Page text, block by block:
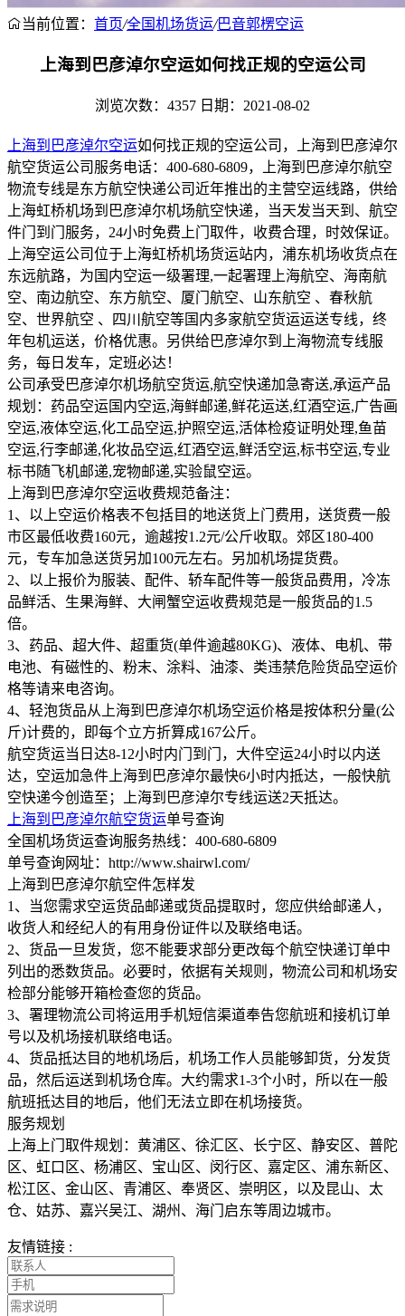
当前位置： 首页/全国机场货运/巴音郭楞空运
上海到巴彦淖尔空运如何找正规的空运公司
浏览次数：4357 日期：2021-08-02
上海到巴彦淖尔空运如何找正规的空运公司，上海到巴彦淖尔
航空货运公司服务电话：400-680-6809，上海到巴彦淖尔航空
物流专线是东方航空快递公司近年推出的主营空运线路，供给
上海虹桥机场到巴彦淖尔机场航空快递，当天发当天到、航空
件门到门服务，24小时免费上门取件，收费合理，时效保证。
上海空运公司位于上海虹桥机场货运站内，浦东机场收货点在
东远航路，为国内空运一级署理,一起署理上海航空、海南航
空、南边航空、东方航空、厦门航空、山东航空 、春秋航
空、世界航空 、四川航空等国内多家航空货运运送专线，终
年包机运送，价格优惠。另供给巴彦淖尔到上海物流专线服
务，每日发车，定班必达！
公司承受巴彦淖尔机场航空货运,航空快递加急寄送,承运产品
规划：药品空运国内空运,海鲜邮递,鲜花运送,红酒空运,广告画
空运,液体空运,化工品空运,护照空运,活体检疫证明处理,鱼苗
空运,行李邮递,化妆品空运,红酒空运,鲜活空运,标书空运,专业
标书随飞机邮递,宠物邮递,实验鼠空运。
上海到巴彦淖尔空运收费规范备注：
1、以上空运价格表不包括目的地送货上门费用，送货费一般
市区最低收费160元，逾越按1.2元/公斤收取。郊区180-400
元，专车加急送货另加100元左右。另加机场提货费。
2、以上报价为服装、配件、轿车配件等一般货品费用，冷冻
品鲜活、生果海鲜、大闸蟹空运收费规范是一般货品的1.5
倍。
3、药品、超大件、超重货(单件逾越80KG)、液体、电机、带
电池、有磁性的、粉末、涂料、油漆、类违禁危险货品空运价
格等请来电咨询。
4、轻泡货品从上海到巴彦淖尔机场空运价格是按体积分量(公
斤)计费的，即每个立方折算成167公斤。
航空货运当日达8-12小时内门到门，大件空运24小时以内送
达，空运加急件上海到巴彦淖尔最快6小时内抵达，一般快航
空快递今创造至；上海到巴彦淖尔专线运送2天抵达。
上海到巴彦淖尔航空货运单号查询
全国机场货运查询服务热线：400-680-6809
单号查询网址：http://www.shairwl.com/
上海到巴彦淖尔航空件怎样发
1、当您需求空运货品邮递或货品提取时，您应供给邮递人，
收货人和经纪人的有用身份证件以及联络电话。
2、货品一旦发货，您不能要求部分更改每个航空快递订单中
列出的悉数货品。必要时，依据有关规则，物流公司和机场安
检部分能够开箱检查您的货品。
3、署理物流公司将运用手机短信渠道奉告您航班和接机订单
号以及机场接机联络电话。
4、货品抵达目的地机场后，机场工作人员能够卸货，分发货
品，然后运送到机场仓库。大约需求1-3个小时，所以在一般
航班抵达目的地后，他们无法立即在机场接货。
服务规划
上海上门取件规划：黄浦区、徐汇区、长宁区、静安区、普陀
区、虹口区、杨浦区、宝山区、闵行区、嘉定区、浦东新区、
松江区、金山区、青浦区、奉贤区、崇明区，以及昆山、太
仓、姑苏、嘉兴吴江、湖州、海门启东等周边城市。
友情链接 :